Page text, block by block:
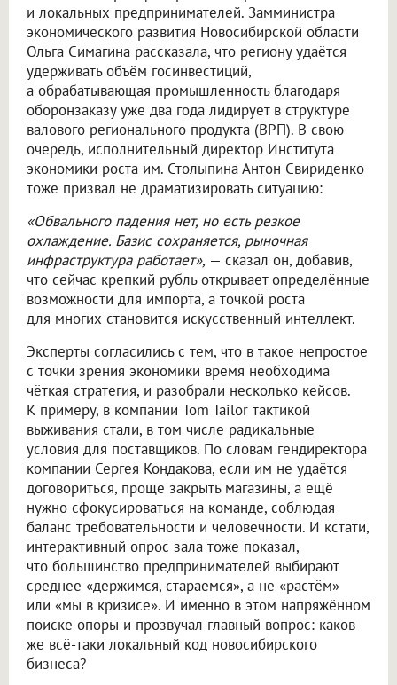
и локальных предпринимателей. Замминистра
экономического развития Новосибирской области
Ольга Симагина рассказала, что региону удаётся
удерживать объём госинвестиций,
а обрабатывающая промышленность благодаря
оборонзаказу уже два года лидирует в структуре
валового регионального продукта (ВРП). В свою
очередь, исполнительный директор Института
экономики роста им. Столыпина Антон Свириденко
тоже призвал не драматизировать ситуацию:
«Обвального падения нет, но есть резкое
охлаждение. Базис сохраняется, рыночная
инфраструктура работает», — сказал он, добавив,
что сейчас крепкий рубль открывает определённые
возможности для импорта, а точкой роста
для многих становится искусственный интеллект.
Эксперты согласились с тем, что в такое непростое
с точки зрения экономики время необходима
чёткая стратегия, и разобрали несколько кейсов.
К примеру, в компании Tom Tailor тактикой
выживания стали, в том числе радикальные
условия для поставщиков. По словам гендиректора
компании Сергея Кондакова, если им не удаётся
договориться, проще закрыть магазины, а ещё
нужно сфокусироваться на команде, соблюдая
баланс требовательности и человечности. И кстати,
интерактивный опрос зала тоже показал,
что большинство предпринимателей выбирают
среднее «держимся, стараемся», а не «растём»
или «мы в кризисе». И именно в этом напряжённом
поиске опоры и прозвучал главный вопрос: каков
же всё-таки локальный код новосибирского
бизнеса?